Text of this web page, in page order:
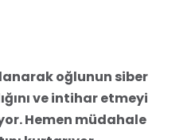
oğlunun siber
ve intihar etmeyi
Hemen müdahale